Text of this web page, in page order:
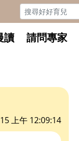
讀 請問專家
上午 12:09:14